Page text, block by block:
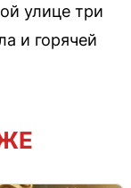
улице три
и горячей